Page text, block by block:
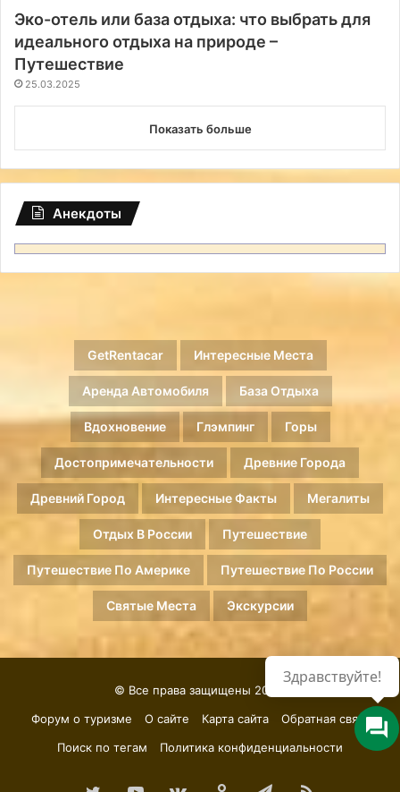
Эко-отель или база отдыха: что выбрать для
идеального отдыха на природе –
Путешествие
25.03.2025
Показать больше
Анекдоты
GetRentacar Интересные Места
Аренда Автомобиля База Отдыха
Вдохновение Глэмпинг Горы
Достопримечательности Древние Города
Древний Город Интересные Факты Мегалиты
Отдых В России Путешествие
Путешествие По Америке Путешествие По России
Святые Места Экскурсии
© Все права защищены 2026.
Форум о туризме
О сайте Карта сайта
Обратная связь
Поиск по тегам
Политика конфиденциальности
Здравствуйте!